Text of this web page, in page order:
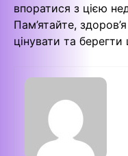
впоратися з цією
Пам’ятайте,
цінувати та